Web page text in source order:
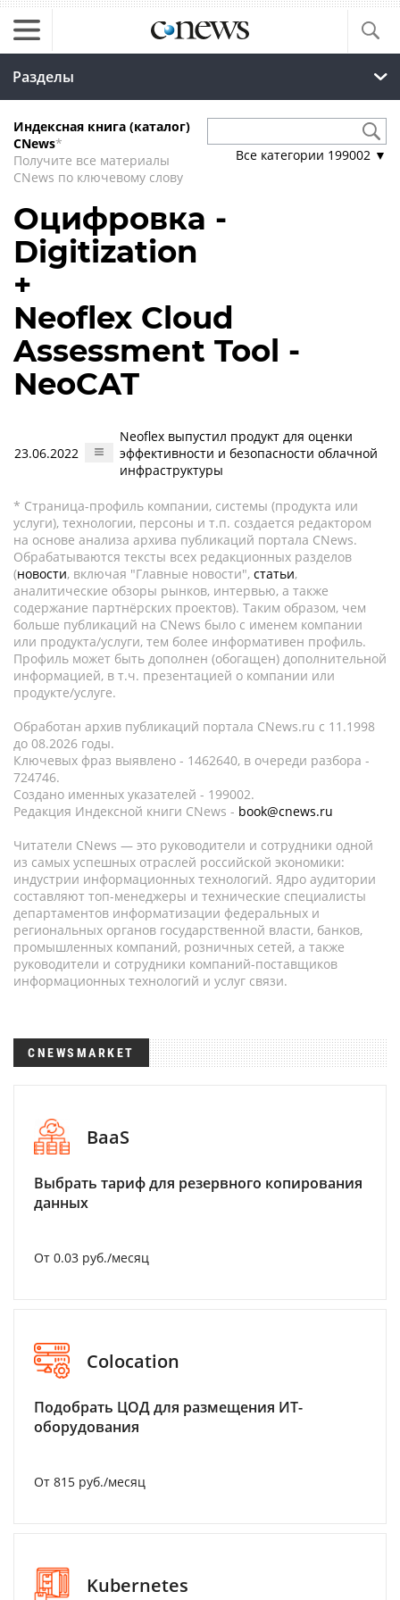
Разделы
Индексная книга (каталог)
CNews*
Получите все материалы
CNews по ключевому слову
Все категории 199002 ▼
Оцифровка -
Digitization
+
Neoflex Cloud
Assessment Tool -
NeoCAT
23.06.2022
Neoflex выпустил продукт для оценки
эффективности и безопасности облачной
инфраструктуры
* Страница-профиль компании, системы (продукта или
услуги), технологии, персоны и т.п. создается редактором
на основе анализа архива публикаций портала CNews.
Обрабатываются тексты всех редакционных разделов
(новости, включая "Главные новости", статьи,
аналитические обзоры рынков, интервью, а также
содержание партнёрских проектов). Таким образом, чем
больше публикаций на CNews было с именем компании
или продукта/услуги, тем более информативен профиль.
Профиль может быть дополнен (обогащен) дополнительной
информацией, в т.ч. презентацией о компании или
продукте/услуге.
Обработан архив публикаций портала CNews.ru c 11.1998
до 08.2026 годы.
Ключевых фраз выявлено - 1462640, в очереди разбора -
724746.
Создано именных указателей - 199002.
Редакция Индексной книги CNews - book@cnews.ru
Читатели CNews — это руководители и сотрудники одной
из самых успешных отраслей российской экономики:
индустрии информационных технологий. Ядро аудитории
составляют топ-менеджеры и технические специалисты
департаментов информатизации федеральных и
региональных органов государственной власти, банков,
промышленных компаний, розничных сетей, а также
руководители и сотрудники компаний-поставщиков
информационных технологий и услуг связи.
CNEWSMARKET
BaaS
Выбрать тариф для резервного копирования
данных
От 0.03 руб./месяц
Colocation
Подобрать ЦОД для размещения ИТ-
оборудования
От 815 руб./месяц
Kubernetes